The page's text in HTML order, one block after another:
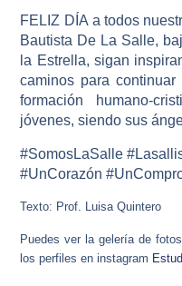
FELIZ DÍAa todos
Bautista De La Salle,
la Estrella, sigan
caminos para
formación humano-
jóvenes, siendo sus
#SomosLaSalle
#UnCorazón
Texto: Prof. Luisa Quintero
Puedes ver la gelería de
los perfiles en instagram